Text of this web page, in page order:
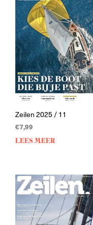
Zeilen 2025 / 11
€7,99
LEES MEER